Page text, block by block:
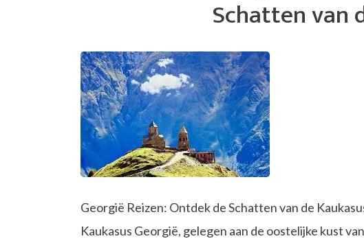
Volgende
Reis
Schatten van
Georgië Reizen: Ontdek de Schatten van de
Kaukasus Georgië, gelegen aan de oostelijke kust